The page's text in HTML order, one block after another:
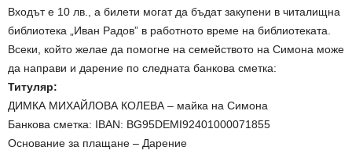
Входът е 10 лв., а билети могат да бъдат закупени в читалищна
библиотека „Иван Радов” в работното време на библиотеката.
Всеки, който желае да помогне на семейството на Симона може
да направи и дарение по следната банкова сметка:
Титуляр:
ДИМКА МИХАЙЛОВА КОЛЕВА – майка на Симона
Банкова сметка: IBAN: BG95DEMI92401000071855
Основание за плащане – Дарение